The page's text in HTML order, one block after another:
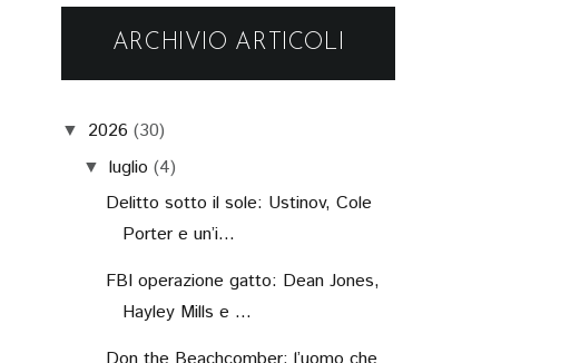
ARCHIVIO ARTICOLI
▼ 2026 (30)
▼ luglio (4)
Delitto sotto il sole: Ustinov, Cole
Porter e un’i...
FBI operazione gatto: Dean Jones,
Hayley Mills e ...